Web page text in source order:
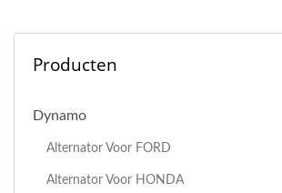
Producten
Dynamo
Alternator Voor FORD
Alternator Voor HONDA